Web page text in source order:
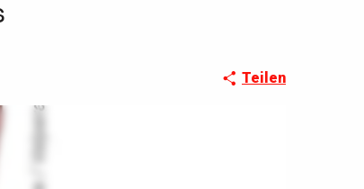
Teilen